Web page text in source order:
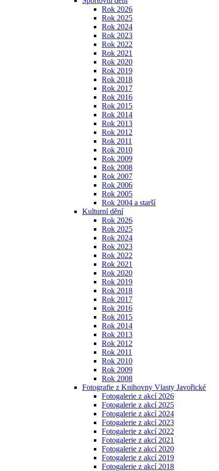
Rok 2026
Rok 2025
Rok 2024
Rok 2023
Rok 2022
Rok 2021
Rok 2020
Rok 2019
Rok 2018
Rok 2017
Rok 2016
Rok 2015
Rok 2014
Rok 2013
Rok 2012
Rok 2011
Rok 2010
Rok 2009
Rok 2008
Rok 2007
Rok 2006
Rok 2005
Rok 2004 a starší
Kulturní dění
Rok 2026
Rok 2025
Rok 2024
Rok 2023
Rok 2022
Rok 2021
Rok 2020
Rok 2019
Rok 2018
Rok 2017
Rok 2016
Rok 2015
Rok 2014
Rok 2013
Rok 2012
Rok 2011
Rok 2010
Rok 2009
Rok 2008
Fotografie z Knihovny Vlasty Javořické
Fotogalerie z akcí 2026
Fotogalerie z akcí 2025
Fotogalerie z akcí 2024
Fotogalerie z akcí 2023
Fotogalerie z akcí 2022
Fotogalerie z akcí 2021
Fotogalerie z akcí 2020
Fotogalerie z akcí 2019
Fotogalerie z akcí 2018